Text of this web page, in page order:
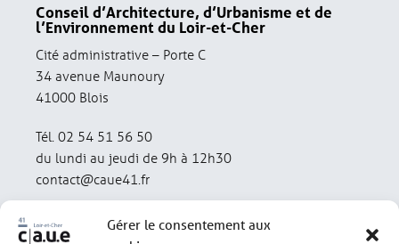
Gérer le consentement aux
Conseil d’Architecture, d’Urbanisme et de
l’Environnement du Loir-et-Cher
Cité administrative – Porte C
34 avenue Maunoury
41000 Blois
Tél. 02 54 51 56 50
du lundi au jeudi de 9h à 12h30
contact@caue41.fr